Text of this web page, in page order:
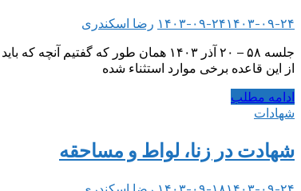
۱۴۰۳-۰۹-۲۴۱۴۰۳-۰۹-۲۴
رضا اسکندری
جلسه ۵۸ – ۲۰ آذر ۱۴۰۳ همان طور
از این قاعده برخی موارد استثناء شده
ادامه مطلب
شهادات
شهادت در زنا، لواط و مساحقه